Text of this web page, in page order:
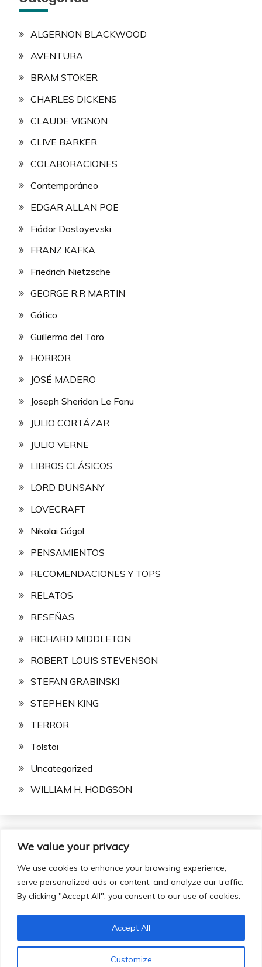
We value your privacy
We use cookies to enhance your browsing experience,
serve personalized ads or content, and analyze our traffic.
By clicking "Accept All", you consent to our use of cookies.
Customize
Accept All
ALGERNON BLACKWOOD
AVENTURA
BRAM STOKER
CHARLES DICKENS
CLAUDE VIGNON
CLIVE BARKER
COLABORACIONES
Contemporáneo
EDGAR ALLAN POE
Fiódor Dostoyevski
FRANZ KAFKA
Friedrich Nietzsche
GEORGE R.R MARTIN
Gótico
Guillermo del Toro
HORROR
JOSÉ MADERO
Joseph Sheridan Le Fanu
JULIO CORTÁZAR
JULIO VERNE
LIBROS CLÁSICOS
LORD DUNSANY
LOVECRAFT
Nikolai Gógol
PENSAMIENTOS
RECOMENDACIONES Y TOPS
RELATOS
RESEÑAS
RICHARD MIDDLETON
ROBERT LOUIS STEVENSON
STEFAN GRABINSKI
STEPHEN KING
TERROR
Tolstoi
Uncategorized
WILLIAM H. HODGSON
Todos los derechos reservados 2024.